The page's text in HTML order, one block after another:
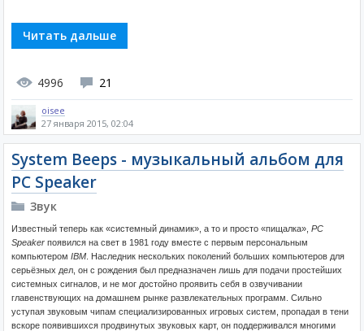
Читать дальше
4996 21
oisee
27 января 2015, 02:04
System Beeps - музыкальный альбом для
PC Speaker
Звук
Известный теперь как «системный динамик», а то и просто «пищалка», PC
Speaker появился на свет в 1981 году вместе с первым персональным
компьютером IBM . Наследник нескольких поколений больших компьютеров для
серьёзных дел, он с рождения был предназначен лишь для подачи простейших
системных сигналов, и не мог достойно проявить себя в озвучивании
главенствующих на домашнем рынке развлекательных программ. Сильно
уступая звуковым чипам специализированных игровых систем, пропадая в тени
вскоре появившихся продвинутых звуковых карт, он поддерживался многими